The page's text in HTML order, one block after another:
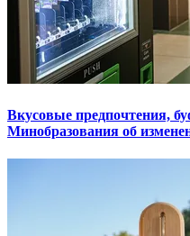
Вкусовые предпочтения,
Минобразования об